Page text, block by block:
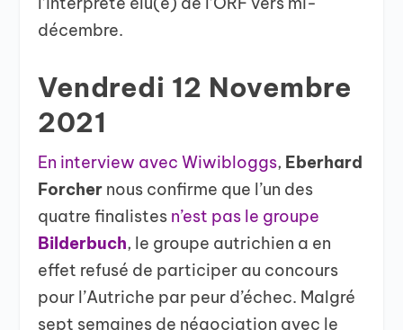
décembre.
Vendredi 12 Novembre
2021
En interview avec Wiwibloggs, Eberhard
Forcher nous confirme que l’un des
quatre finalistes n’est pas le groupe
Bilderbuch, le groupe autrichien a en
effet refusé de participer au concours
pour l’Autriche par peur d’échec. Malgré
sept semaines de négociation avec le